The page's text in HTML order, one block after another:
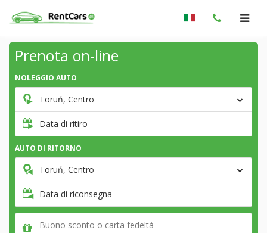
Prenota on-line
NOLEGGIO AUTO
Toruń, Centro
Data di ritiro
AUTO DI RITORNO
Toruń, Centro
Data di riconsegna